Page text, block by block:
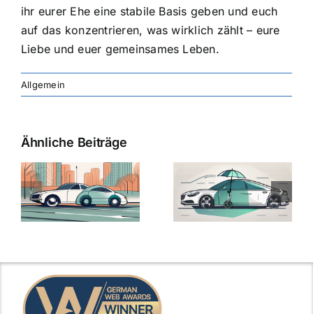
ihr eurer Ehe eine stabile Basis geben und euch
auf das konzentrieren, was wirklich zählt – eure
Liebe und euer gemeinsames Leben.
Allgemein
Ähnliche Beiträge